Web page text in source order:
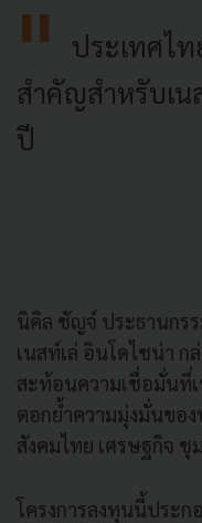
ประเทศไ
สำคัญสำหรับเน
ปี
นิคิล ชัญจ์ ประธานกร
เนสท์เล่ อินโดไชน่า ก
สะท้อนความเชื่อมั่นที่
ตอกย้ำความมุ่งมั่นขอ
สังคมไทย เศรษฐกิจ
โครงการลงทุนนี้ประ